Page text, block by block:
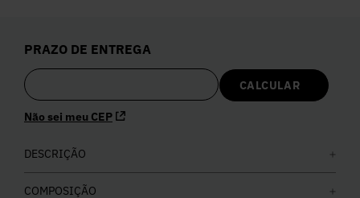
PRAZO DE ENTREGA
Não sei meu CEP
DESCRIÇÃO
COMPOSIÇÃO
5º Calça
6º Vestidos
7º